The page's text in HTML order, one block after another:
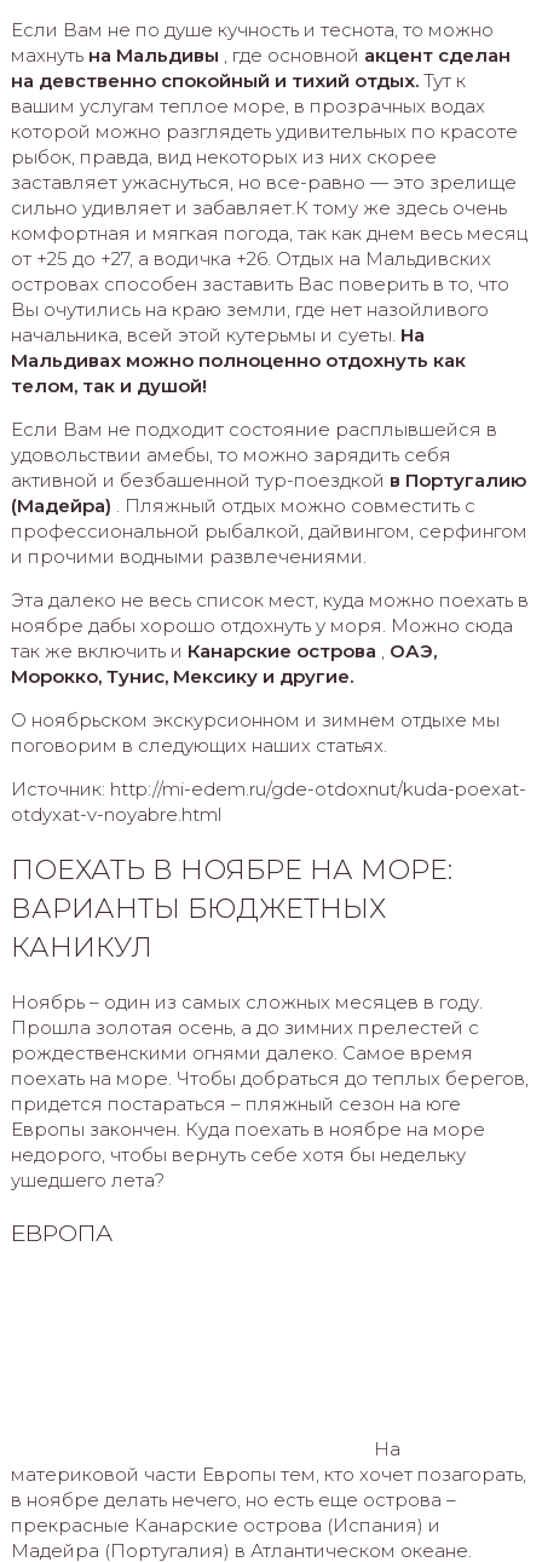
Если Вам не по душе кучность и теснота, то можно
махнуть на Мальдивы , где основной акцент сделан
на девственно спокойный и тихий отдых.Тут к
вашим услугам теплое море, в прозрачных водах
которой можно разглядеть удивительных по красоте
рыбок, правда, вид некоторых из них скорее
заставляет ужаснуться, но все-равно — это зрелище
сильно удивляет и забавляет.К тому же здесь очень
комфортная и мягкая погода, так как днем весь месяц
от +25 до +27, а водичка +26. Отдых на Мальдивских
островах способен заставить Вас поверить в то, что
Вы очутились на краю земли, где нет назойливого
начальника, всей этой кутерьмы и суеты. На
Мальдивах можно полноценно отдохнуть как
телом, так и душой!
Если Вам не подходит состояние расплывшейся в
удовольствии амебы, то можно зарядить себя
активной и безбашенной тур-поездкой в Португалию
(Мадейра) . Пляжный отдых можно совместить с
профессиональной рыбалкой, дайвингом, серфингом
и прочими водными развлечениями.
Эта далеко не весь список мест, куда можно поехать в
ноябре дабы хорошо отдохнуть у моря. Можно сюда
так же включить и Канарские острова , ОАЭ,
Морокко, Тунис, Мексику и другие.
О ноябрьском экскурсионном и зимнем отдыхе мы
поговорим в следующих наших статьях.
Источник: http://mi-edem.ru/gde-otdoxnut/kuda-poexat-
otdyxat-v-noyabre.html
ПОЕХАТЬ В НОЯБРЕ НА МОРЕ:
ВАРИАНТЫ БЮДЖЕТНЫХ
КАНИКУЛ
Ноябрь – один из самых сложных месяцев в году.
Прошла золотая осень, а до зимних прелестей с
рождественскими огнями далеко. Самое время
поехать на море. Чтобы добраться до теплых берегов,
придется постараться – пляжный сезон на юге
Европы закончен. Куда поехать в ноябре на море
недорого, чтобы вернуть себе хотя бы недельку
ушедшего лета?
ЕВРОПА
На
материковой части Европы тем, кто хочет позагорать,
в ноябре делать нечего, но есть еще острова –
прекрасные Канарские острова (Испания) и
Мадейра (Португалия) в Атлантическом океане.